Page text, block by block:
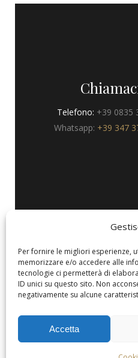
Per fornire le migliori esperienze,
memorizzare e/o accedere alle
tecnologie ci permetterà di
ID unici su questo sito. Non
negativamente su alcune
Accetta
Telefono: +39 0835
Whatsapp: +39 347